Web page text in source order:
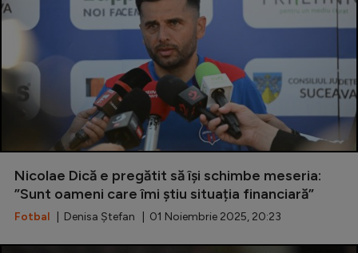
Nicolae Dică e pregătit să își schimbe meseria:
”Sunt oameni care îmi știu situația financiară”
Fotbal | Denisa Ștefan | 01 Noiembrie 2025, 20:23